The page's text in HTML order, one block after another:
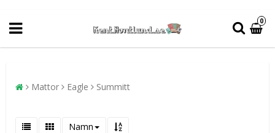
0
Mattor Eagle Summitt
Namn